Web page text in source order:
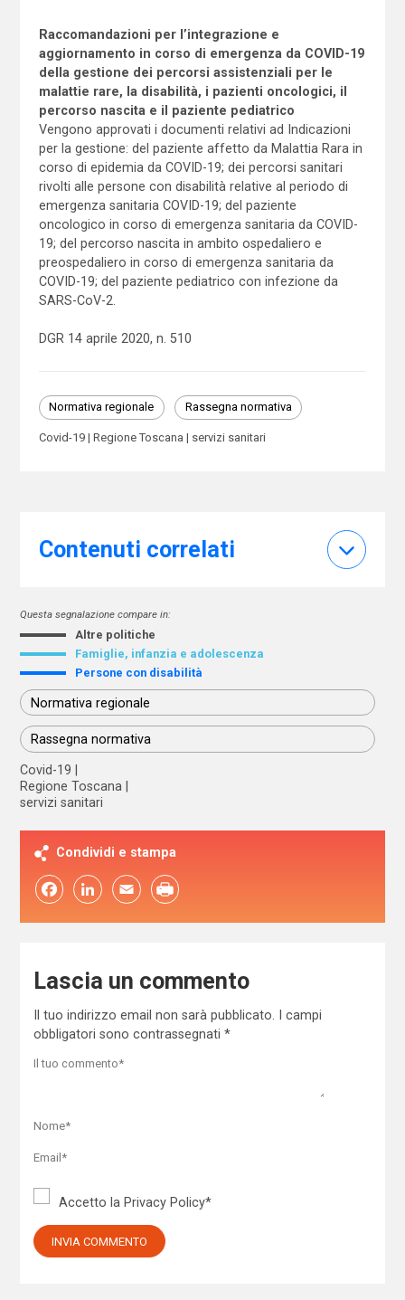
Raccomandazioni per l’integrazione e
aggiornamento in corso di emergenza da COVID-19
della gestione dei percorsi assistenziali per le
malattie rare, la disabilità, i pazienti oncologici, il
percorso nascita e il paziente pediatrico
Vengono approvati i documenti relativi ad Indicazioni
per la gestione: del paziente affetto da Malattia Rara in
corso di epidemia da COVID-19; dei percorsi sanitari
rivolti alle persone con disabilità relative al periodo di
emergenza sanitaria COVID-19; del paziente
oncologico in corso di emergenza sanitaria da COVID-
19; del percorso nascita in ambito ospedaliero e
preospedaliero in corso di emergenza sanitaria da
COVID-19; del paziente pediatrico con infezione da
SARS-CoV-2.
DGR 14 aprile 2020, n. 510
Normativa regionale Rassegna normativa
Covid-19 Regione Toscana servizi sanitari
Contenuti correlati
Questa segnalazione compare in:
Altre politiche
Famiglie, infanzia e adolescenza
Persone con disabilità
Normativa regionale
Rassegna normativa
Covid-19
Regione Toscana
servizi sanitari
Condividi e stampa
FacebookLinkedIn Email
Lascia un commento
Il tuo indirizzo email non sarà pubblicato.
I campi
obbligatori sono contrassegnati *
Accetto la Privacy Policy*